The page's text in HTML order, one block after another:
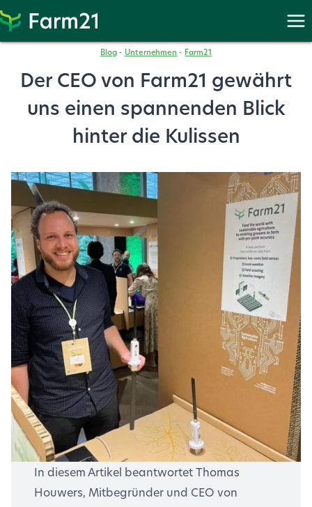
Weiter
zu
Blog- Unternehmen - Farm21
Der CEO von Farm21 gewährt
uns einen spannenden Blick
hinter die Kulissen
In diesem Artikel beantwortet Thomas
Houwers, Mitbegründer und CEO von